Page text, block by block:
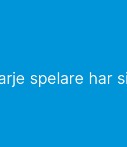
spelare har